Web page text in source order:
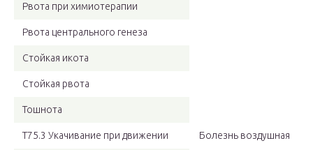
Рвота при химиотерапии
Рвота центрального генеза
Стойкая икота
Стойкая рвота
Тошнота
T75.3 Укачивание при движении Болезнь воздушная